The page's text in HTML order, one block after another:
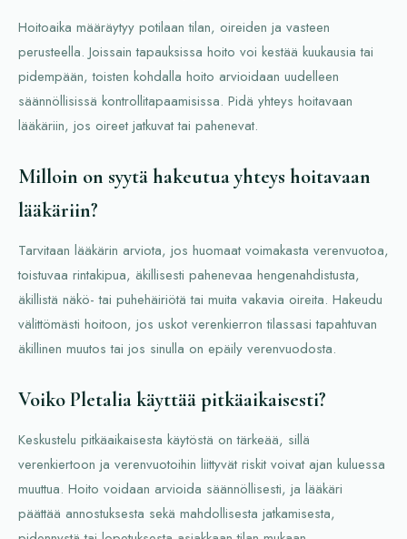
Hoitoaika määräytyy potilaan tilan, oireiden ja vasteen
perusteella. Joissain tapauksissa hoito voi kestää kuukausia tai
pidempään, toisten kohdalla hoito arvioidaan uudelleen
säännöllisissä kontrollitapaamisissa. Pidä yhteys hoitavaan
lääkäriin, jos oireet jatkuvat tai pahenevat.
Milloin on syytä hakeutua yhteys hoitavaan
lääkäriin?
Tarvitaan lääkärin arviota, jos huomaat voimakasta verenvuotoa,
toistuvaa rintakipua, äkillisesti pahenevaa hengenahdistusta,
äkillistä näkö- tai puhehäiriötä tai muita vakavia oireita. Hakeudu
välittömästi hoitoon, jos uskot verenkierron tilassasi tapahtuvan
äkillinen muutos tai jos sinulla on epäily verenvuodosta.
Voiko Pletalia käyttää pitkäaikaisesti?
Keskustelu pitkäaikaisesta käytöstä on tärkeää, sillä
verenkiertoon ja verenvuotoihin liittyvät riskit voivat ajan kuluessa
muuttua. Hoito voidaan arvioida säännöllisesti, ja lääkäri
päättää annostuksesta sekä mahdollisesta jatkamisesta,